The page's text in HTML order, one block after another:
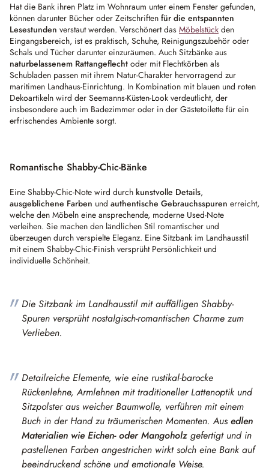
Hat die Bank ihren Platz im Wohnraum unter einem Fenster gefunden,
können darunter Bücher oder Zeitschriften für die entspannten
Lesestunden verstaut werden. Verschönert das Möbelstück den
Eingangsbereich, ist es praktisch, Schuhe, Reinigungszubehör oder
Schals und Tücher darunter einzuräumen. Auch Sitzbänke aus
naturbelassenem Rattangeflecht oder mit Flechtkörben als
Schubladen passen mit ihrem Natur-Charakter hervorragend zur
maritimen Landhaus-Einrichtung. In Kombination mit blauen und roten
Dekoartikeln wird der Seemanns-Küsten-Look verdeutlicht, der
insbesondere auch im Badezimmer oder in der Gästetoilette für ein
erfrischendes Ambiente sorgt.
Romantische Shabby-Chic-Bänke
Eine Shabby-Chic-Note wird durch kunstvolle Details,
ausgeblichene Farben und authentische Gebrauchsspuren erreicht,
welche den Möbeln eine ansprechende, moderne Used-Note
verleihen. Sie machen den ländlichen Stil romantischer und
überzeugen durch verspielte Eleganz. Eine Sitzbank im Landhausstil
mit einem Shabby-Chic-Finish versprüht Persönlichkeit und
individuelle Schönheit.
Die Sitzbank im Landhausstil mit auffälligen Shabby-
Spuren versprüht nostalgisch-romantischen Charme zum
Verlieben.
Detailreiche Elemente, wie eine rustikal-barocke
Rückenlehne, Armlehnen mit traditioneller Lattenoptik und
Sitzpolster aus weicher Baumwolle, verführen mit einem
Buch in der Hand zu träumerischen Momenten. Aus edlen
Materialien wie Eichen- oder Mangoholz gefertigt und in
pastellenen Farben angestrichen wirkt solch eine Bank auf
beeindruckend schöne und emotionale Weise.